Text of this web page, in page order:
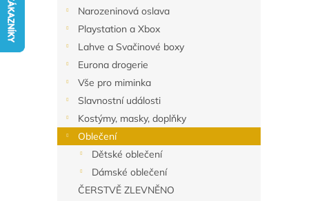
Narozeninová oslava
Playstation a Xbox
Lahve a Svačinové boxy
Eurona drogerie
Vše pro miminka
Slavnostní události
Kostýmy, masky, doplňky
Oblečení
Dětské oblečení
Dámské oblečení
ČERSTVĚ ZLEVNĚNO